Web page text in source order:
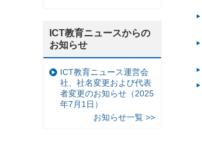
ICT教育ニュースからの
お知らせ
ICT教育ニュース運営会
社、社名変更および代表
者変更のお知らせ（2025
年7月1日）
お知らせ一覧 >>